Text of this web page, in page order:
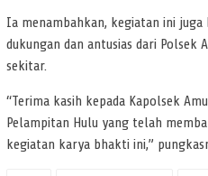
Ia menambahkan, kegiatan ini
dukungan dan antusias dari Polsek
sekitar.
“Terima kasih kepada Kapolsek
Pelampitan Hulu yang telah
kegiatan karya bhakti ini,”